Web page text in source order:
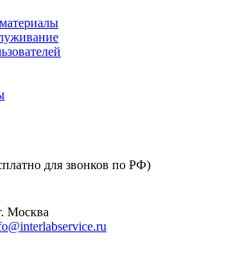
для звонков по РФ)
Москва